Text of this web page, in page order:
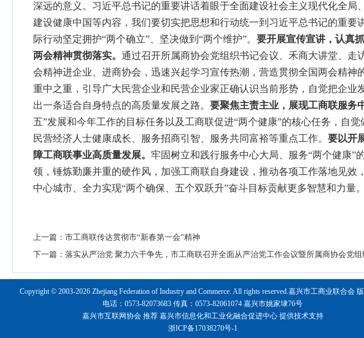
深远的意义。习近平总书记的重要讲话着眼于全面建设社会主义现代化全局
建设健康中国等内容，我们要切实把思想和行动统一到习近平总书记的重要
际行动坚定拥护“两个确立”、坚决做到“两个维护”。 要开展宣传宣讲，认真
两会精神贯彻落实。 通过召开所属商协会党组织书记会议、禾商大讲堂、走
会精神进企业、进商协会，迅速兴起学习宣传热潮，营造贯彻全国两会精神
重中之重，引导广大民营企业和民营企业家正确认识当前形势，自觉把企业
出一条适合自身特点的高质量发展之路。 要聚焦主责主业，展现工商联服务
五”发展和今年工作的目标任务以及工商联促进“两个健康”的核心任务，自
民营经济人士健康成长、服务招商引智、服务共同富裕等重点工作。 要以开
障工商联事业高质量发展。 牢固树立和践行服务中心大局、服务“两个健康”
领，锤炼勤廉并重的硬作风，加强工商联自身建设，推动各项工作落地见效
中心城市、全力实现“两个确保、五个双跃升”奋斗目标贡献更多智慧和力量。
上一篇： 市工商联传达贯彻市“新春第一会”精神
下一篇： 落实从严治党 聚力六干争先，市工商联召开全面从严治党工作会议暨所属商协会党组
Copyright © 2003-2026 Zhejiang Federation of Industry and Commerce. All rights reserved.嘉兴市工商业联合会
电话：0573-82073683 传真：0573-82061074 嘉兴市姚家埭76号
嘉兴市互联网协会推荐 嘉兴市信息化和工业化融合促进中心提供技术支持
浙ICP备17038270号-1